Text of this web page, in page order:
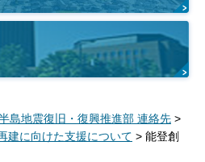
島地震復旧・復興推進部 連絡先 >
建に向けた支援について > 能登創